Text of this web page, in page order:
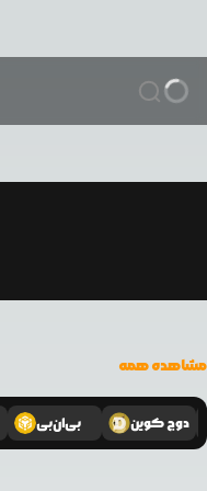
مشاهده همه
بی‌ان‌بی دوج کوین